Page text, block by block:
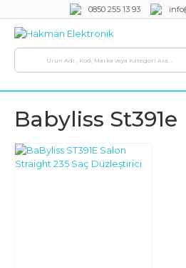
0850 255 13 93
Babyliss St391e